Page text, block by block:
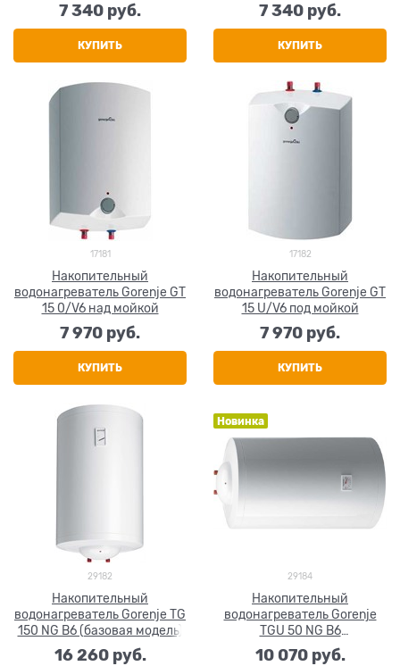
7 340 руб.
КУПИТЬ
7 340 руб.
КУПИТЬ
17181
Накопительный
водонагреватель Gorenje GT
15 0/V6 над мойкой
7 970 руб.
КУПИТЬ
17182
Накопительный
водонагреватель Gorenje GT
15 U/V6 под мойкой
7 970 руб.
КУПИТЬ
29182
Накопительный
водонагреватель Gorenje TG
150 NG B6 (базовая модель)
16 260 руб.
Новинка
29184
Накопительный
водонагреватель Gorenje
TGU 50 NG B6
(универсальная установка)
10 070 руб.